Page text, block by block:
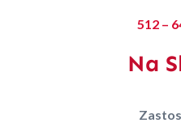
512 –
Na